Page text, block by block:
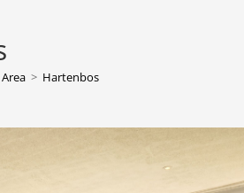
> Hartenbos